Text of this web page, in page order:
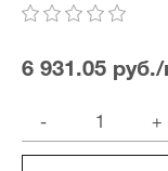
6 931.05
-
+